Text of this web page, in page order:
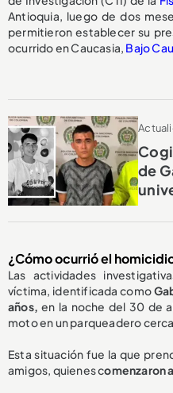
Antioquia, luego de dos
permitieron establecer su
ocurrido en Caucasia, Bajo
de
¿Cómo ocurrió el
Las actividades
víctima, identificada como
años, en la noche del 30 de
moto en un parqueadero
Esta situación fue la que
amigos, quienes comenzaron